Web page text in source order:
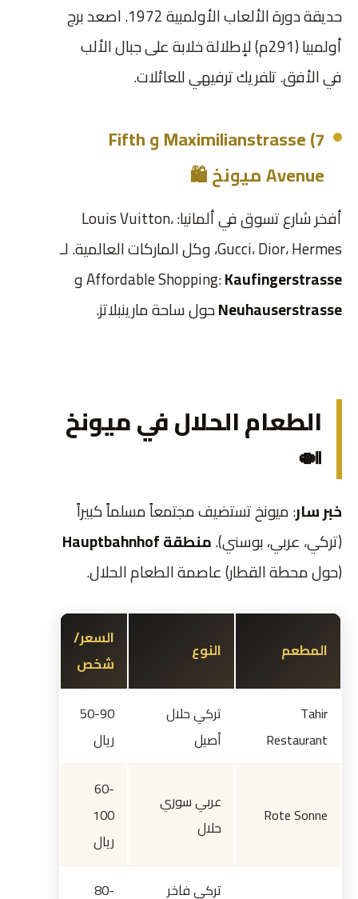
حديقة دورة الألعاب الأولمبية 1972. اصعد برج
أولمبيا (291م) لإطلالة خلابة على جبال الألب
في الأفق. تلفريك ترفيهي للعائلات.
7) Maximilianstrasse و Fifth
Avenue ميونخ 🛍️
أفخر شارع تسوق في ألمانيا: Louis Vuitton،
Gucci، Dior، Hermes، وكل الماركات العالمية. لـ
Affordable Shopping:Kaufingerstrasse
و
Neuhauserstrasseحول ساحة مارينبلاتز.
الطعام الحلال في ميونخ
🍛
خبر سار: ميونخ تستضيف مجتمعاً مسلماً كبيراً
(تركي، عربي، بوسني).منطقة Hauptbahnhof
(حول محطة القطار) عاصمة الطعام الحلال.
المطعم النوع
السعر/
شخص
Tahir
Restaurant
تركي حلال
أصيل
50-90
ريال
Rote Sonne
عربي سوري
حلال
60-
100
ريال
تركي فاخر 80-